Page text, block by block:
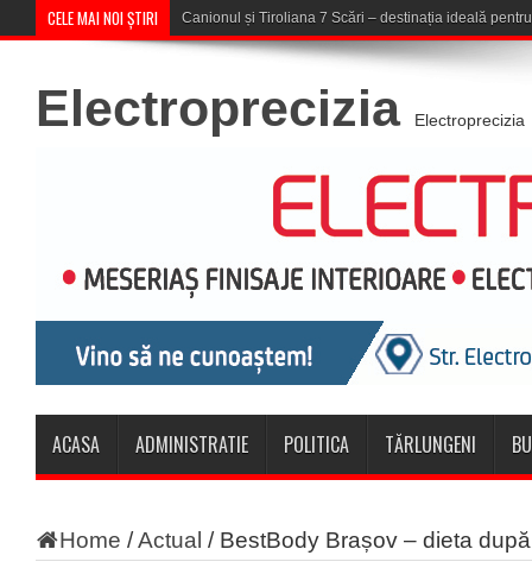
CELE MAI NOI ȘTIRI Concert în aer liber la Komeea Café &a
Electroprecizia Electroprecizia
ACASA ADMINISTRATIE POLITICA TĂRLUNGENI
Home /Actual / BestBody Brașov – dieta